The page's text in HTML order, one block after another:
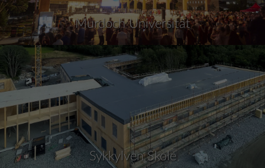
Murdoch Universität
Sykkylven Skole